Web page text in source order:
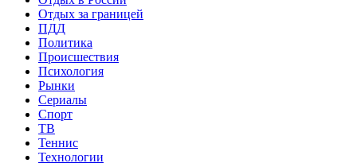
Отдых за границей
ПДД
Политика
Происшествия
Психология
Рынки
Сериалы
Спорт
ТВ
Теннис
Технологии